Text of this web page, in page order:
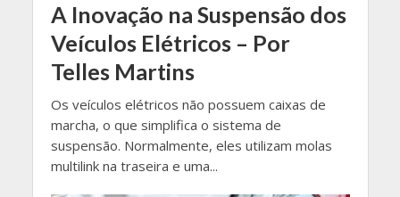
A Inovação na Suspensão dos
Veículos Elétricos – Por
Telles Martins
Os veículos elétricos não possuem caixas de
marcha, o que simplifica o sistema de
suspensão. Normalmente, eles utilizam molas
multilink na traseira e uma...